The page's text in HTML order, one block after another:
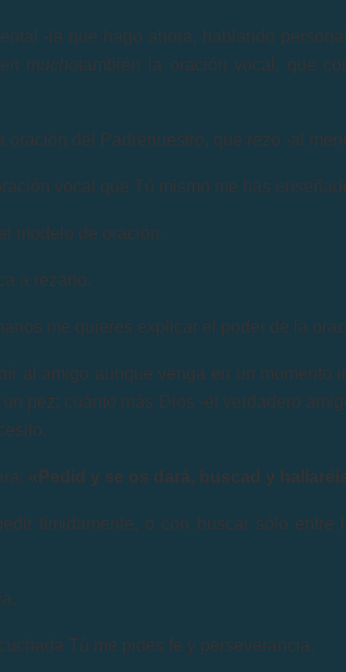
-la que hago ahora, hablando
muchotambién la oración vocal, que
oración del Padrenuestro, que rezo -al
vocal que Tú mismo me has
modelo de oración.
a rezarlo.
me quieres explicar el poder de la
al amigo aunque venga en un momento
pez; cuánto más Dios -el verdadero
«Pedid y se os dará, buscad y
tímidamente, o con buscar sólo
Tú me pides fe y perseverancia.